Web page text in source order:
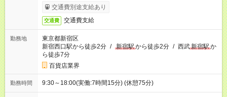
交通費別途支給あり
交通費 交通費支給
勤務地
東京都新宿区
新宿西口駅から徒歩2分 / 新宿駅から徒歩2分 / 西武新宿駅か
ら徒歩7分
百貨店業界
勤務時間 9:30～18:00(実働:7時間15分) (休憩75分)